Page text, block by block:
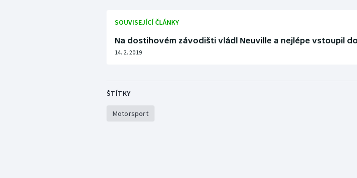
SOUVISEJÍCÍ ČLÁNKY
Na dostihovém závodišti vládl Neuville a nejlépe vstoupil
14. 2. 2019
ŠTÍTKY
Motorsport